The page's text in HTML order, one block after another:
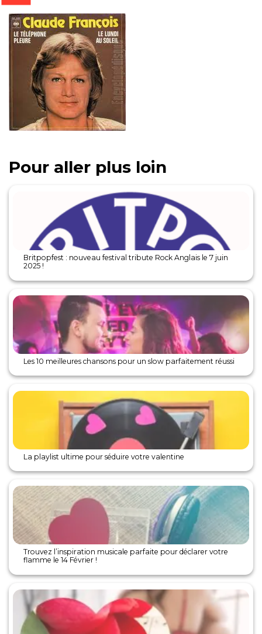
Pour aller plus loin
Britpopfest : nouveau festival tribute Rock Anglais le 7 juin
2025 !
Les 10 meilleures chansons pour un slow parfaitement réussi
La playlist ultime pour séduire votre valentine
Trouvez l’inspiration musicale parfaite pour déclarer votre
flamme le 14 Février !